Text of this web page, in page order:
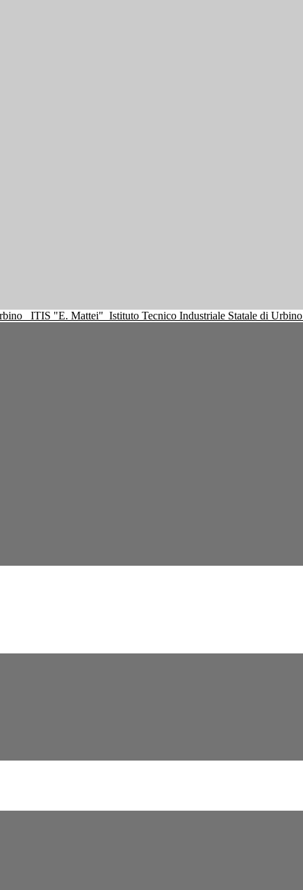
ITIS "E. Mattei" Istituto Tecnico Industriale Statale di Urbino